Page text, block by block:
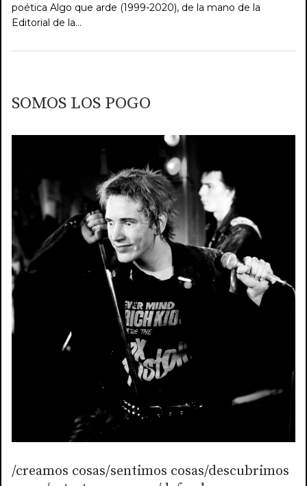
poética Algo que arde (1999-2020), de la mano de la
Editorial de la…
SOMOS LOS POGO
/creamos cosas/sentimos cosas/descubrimos